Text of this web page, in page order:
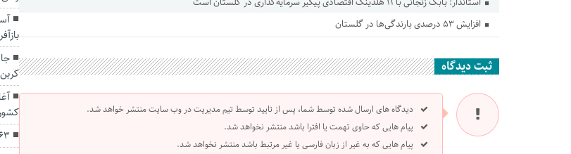
افزایش ۵۳ درصدی بارندگی‌ها در گلستان
ثبت دیدگاه
دیدگاه های ارسال شده توسط شما، پس از تایید توسط تیم مدیریت در وب سایت منتشر خواهد شد.
پیام هایی که حاوی تهمت یا افترا باشد منتشر نخواهد شد.
پیام هایی که به غیر از زبان فارسی یا غیر مرتبط باشد منتشر نخواهد شد.
۶۳ آب‌بندان غیرمجاز در بستر گرگانرود تخریب شد